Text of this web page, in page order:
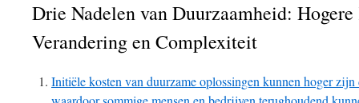
Drie Nadelen van Duurzaamheid:
Verandering en Complexiteit
Initiële kosten van duurzame oplossingen kunnen hoger